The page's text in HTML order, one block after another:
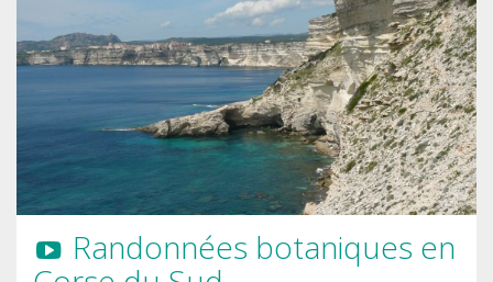
Randonnées botaniques en